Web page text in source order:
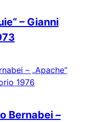
– Gianni
Bernabei –